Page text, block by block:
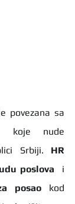
povezana sa
koje nude
Srbiji. HR
poslova
  i
posao kod